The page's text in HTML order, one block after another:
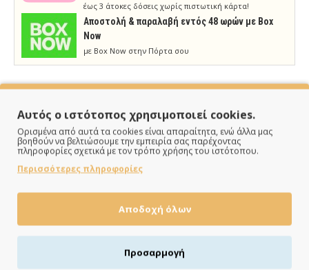
έως 3 άτοκες δόσεις χωρίς πιστωτική κάρτα!
Aποστολή & παραλαβή εντός 48 ωρών με Box
Now
με Box Now στην Πόρτα σου
ΠΑΡΑΔΙΔΟΥΜΕ ΓΡΗΓΟΡΑ
Άμεση αποστολή της παραγγελίας σου σε 1 - 2 εργάσιμες
ημέρες
Αυτός ο ιστότοπος χρησιμοποιεί cookies.
Ορισμένα από αυτά τα cookies είναι απαραίτητα, ενώ άλλα μας
βοηθούν να βελτιώσουμε την εμπειρία σας παρέχοντας
πληροφορίες σχετικά με τον τρόπο χρήσης του ιστότοπου.
Περισσότερες πληροφορίες
Αποδοχή όλων
Προσαρμογή